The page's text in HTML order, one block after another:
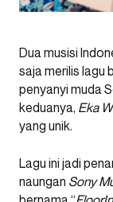
Dua musisi
saja merilis lagu
penyanyi muda
keduanya, Eka
yang unik.
Lagu ini jadi
naungan Sony